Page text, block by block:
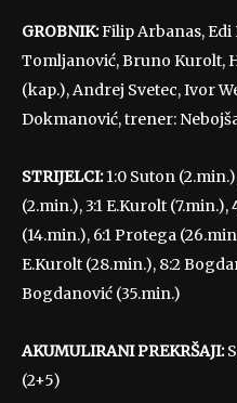
GROBNIK:Filip Arbanas, Edi
Tomljanović, Bruno Kurolt,
(kap.), Andrej Svetec, Ivor
Dokmanović, trener:
STRIJELCI:1:0 Suton
(2.min.), 3:1 E.Kurolt (7.min.),
(14.min.), 6:1 Protega
E.Kurolt (28.min.), 8:2
Bogdanović (35.min.)
AKUMULIRANI PREKRŠAJI:
(2+5)